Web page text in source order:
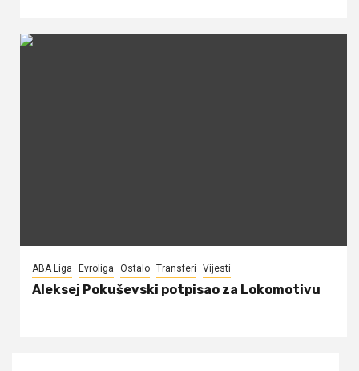
ABA Liga Evroliga Ostalo Transferi Vijesti
Aleksej Pokuševski potpisao za Lokomotivu